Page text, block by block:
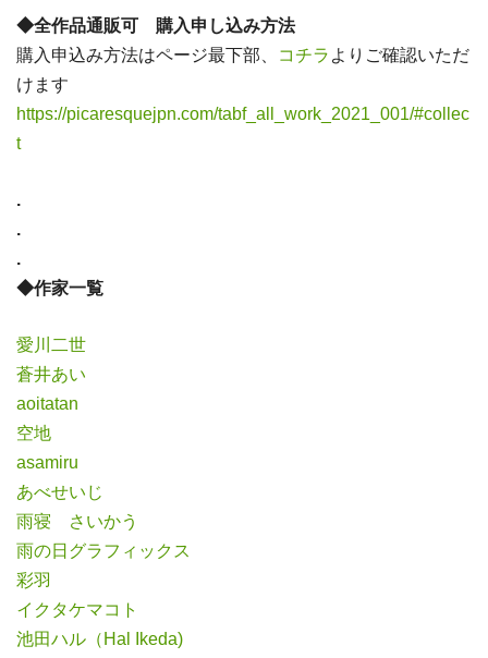
◆全作品通販可 購入申し込み方法
購入申込み方法はページ最下部、
コチラ よりご確認いただ
けます
https://picaresquejpn.com/tabf_all_work_2021_001/#collec
t
.
.
.
◆作家一覧
愛川二世
蒼井あい
aoitatan
空地
asamiru
あべせいじ
雨寝 さいかう
雨の日グラフィックス
彩羽
イクタケマコト
池田ハル（Hal Ikeda)